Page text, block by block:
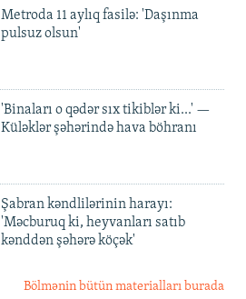
Metroda 11 aylıq fasilə: 'Daşınma
pulsuz olsun'
'Binaları o qədər sıx tikiblər ki...' —
Küləklər şəhərində hava böhranı
Şabran kəndlilərinin harayı:
'Məcburuq ki, heyvanları satıb
kənddən şəhərə köçək'
Bölmənin bütün materialları burada